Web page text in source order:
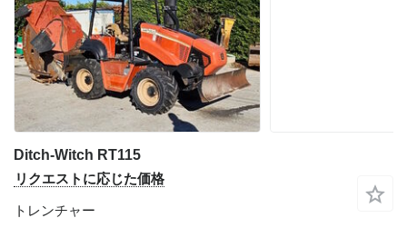
Ditch-Witch RT115
リクエストに応じた価格
トレンチャー